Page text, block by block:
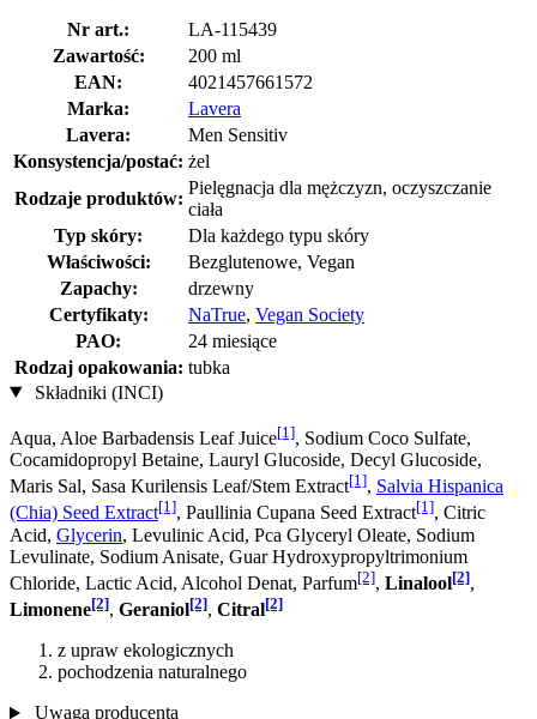
Nr art.:
LA-115439
Zawartość:
200 ml
EAN:
4021457661572
Marka:
Lavera
Lavera:
Men Sensitiv
Konsystencja/postać: żel
Rodzaje produktów:
Pielęgnacja dla mężczyzn, oczyszczanie
ciała
Typ skóry:
Dla każdego typu skóry
Właściwości:
Bezglutenowe, Vegan
Zapachy:
drzewny
Certyfikaty:
NaTrue, Vegan Society
PAO:
24 miesiące
Rodzaj opakowania: tubka
Składniki (INCI)
Aqua, Aloe Barbadensis Leaf Juice[1], Sodium Coco­ Sulfate,
Cocamidopropyl Betaine, Lauryl Glucoside, Decyl Glucoside,
Maris Sal, Sasa Kurilensis Leaf/Stem Extract[1], Salvia Hispanica
(Chia) Seed Extract[1], Paullinia Cupana Seed Extract[1], Citric
Acid, Glycerin, Levulinic Acid, Pca Glyceryl Oleate, Sodium
Levulinate, Sodium Anisate, Guar Hydroxypropyltrimonium
Chloride, Lactic Acid, Alcohol Denat, Parfum[2], Linalool[2],
Limonene[2], Geraniol[2], Citral[2]
z upraw ekologicznych
pochodzenia naturalnego
Uwaga producenta